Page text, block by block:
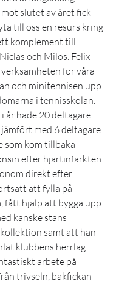
slutet av året fick
till oss en resurs kring
komplement till
och Milos. Felix
för våra
och minitennisen upp
i tennisskolan.
år hade 20 deltagare
med 6 deltagare
som kom tillbaka
efter hjärtinfarkten
direkt efter
att fylla på
fått hjälp att bygga upp
kanske stans
samt att han
klubbens herrlag.
arbete på
trivseln, bakfickan